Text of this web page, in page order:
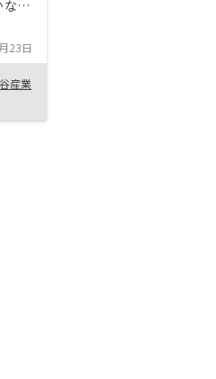
り
た。
補償
じ
23日
産業